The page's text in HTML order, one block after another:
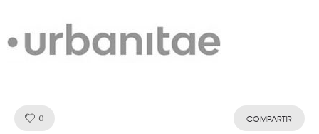
0 COMPARTIR